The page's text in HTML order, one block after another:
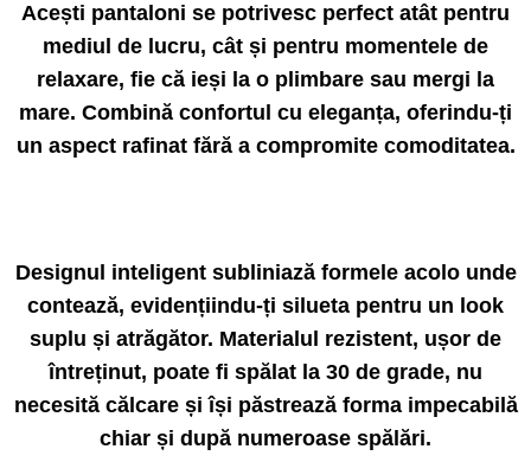
Acești pantaloni se potrivesc perfect atât pentru
mediul de lucru, cât și pentru momentele de
relaxare, fie că ieși la o plimbare sau mergi la
mare. Combină confortul cu eleganța, oferindu-ți
un aspect rafinat fără a compromite comoditatea.
Designul inteligent subliniază formele acolo unde
contează, evidențiindu-ți silueta pentru un look
suplu și atrăgător. Materialul rezistent, ușor de
întreținut, poate fi spălat la 30 de grade, nu
necesită călcare și își păstrează forma impecabilă
chiar și după numeroase spălări.